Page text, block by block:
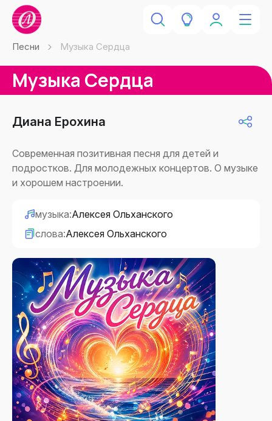
Песни Музыка Сердца
Музыка Сердца
Диана Ерохина
Современная позитивная песня для детей и
подростков. Для молодежных концертов. О музыке
и хорошем настроении.
музыка:Алексея Ольханского
слова:Алексея Ольханского